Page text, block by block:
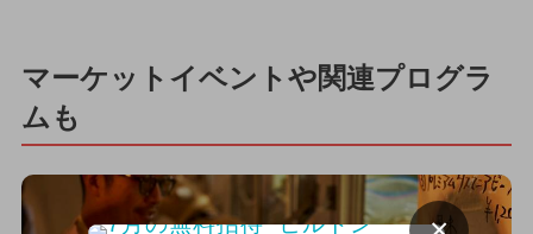
マーケットイベントや関連プログラ
ムも